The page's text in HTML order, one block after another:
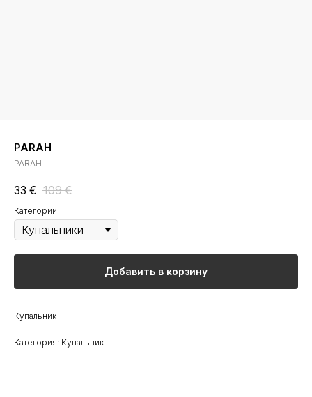
PARAH
PARAH
33 € 109 €
Категории
Добавить в корзину
Купальник
Категория: Купальник